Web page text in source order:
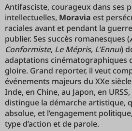
Antifasciste, courageux dans ses
intellectuelles, Moravia est
raciales avant et pendant la
publier. Ses succès romanesques (
Conformiste, Le Mépris, L’Ennui)
adaptations cinématographiques
gloire. Grand reporter, il veut
événements majeurs du XXe
Inde, en Chine, au Japon, en
distingue la démarche artistique,
absolue, et l’engagement
type d’action et de parole.